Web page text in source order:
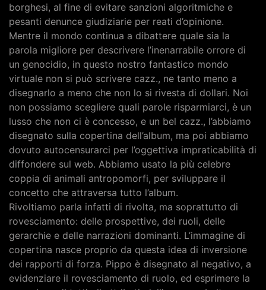
borghesi, al fine di evitare sanzioni algoritmiche e
pesanti denunce giudiziarie per reati d’opinione.
Mentre il mondo continua a dibattere quale sia la
parola migliore per descrivere l’inenarrabile orrore di
un genocidio, in questo nostro fantastico mondo
virtuale non si può scrivere cazz., ne tanto meno a
disegnarlo a meno che non lo si rivesta di dollari. Noi
non possiamo scegliere quali parole risparmiarci, è un
lusso che non ci è concesso, e un bel cazz., l’abbiamo
disegnato sulla copertina dell’album, ma poi abbiamo
dovuto autocensurarci per l’oggettiva impraticabilità di
diffondere sul web. Abbiamo usato la più celebre
coppia di animali antropomorfi, per sviluppare il
concetto che attraversa tutto l’album.
Rivoltiamo parla infatti di rivolta, ma soprattutto di
rovesciamento: delle prospettive, dei ruoli, delle
gerarchie e delle narrazioni dominanti. L’immagine di
copertina nasce proprio da questa idea di inversione
dei rapporti di forza. Pippo è disegnato al negativo, a
evidenziare il rovesciamento di ruolo, ed esprimere la